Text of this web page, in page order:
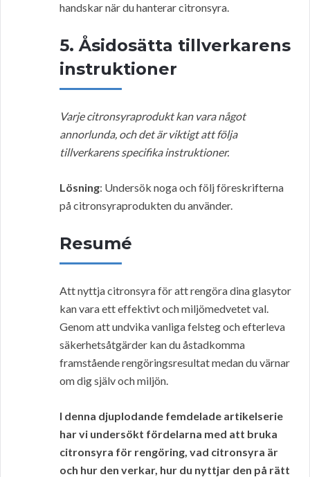
handskar när du hanterar citronsyra.
5. Åsidosätta tillverkarens
instruktioner
Varje citronsyraprodukt kan vara något
annorlunda, och det är viktigt att följa
tillverkarens specifika instruktioner.
Lösning: Undersök noga och följ föreskrifterna
på citronsyraprodukten du använder.
Resumé
Att nyttja citronsyra för att rengöra dina glasytor
kan vara ett effektivt och miljömedvetet val.
Genom att undvika vanliga felsteg och efterleva
säkerhetsåtgärder kan du åstadkomma
framstående rengöringsresultat medan du värnar
om dig själv och miljön.
I denna djuplodande femdelade artikelserie
har vi undersökt fördelarna med att bruka
citronsyra för rengöring, vad citronsyra är
och hur den verkar, hur du nyttjar den på rätt